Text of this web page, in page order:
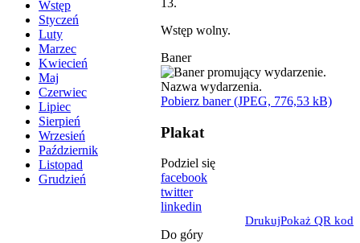
Wstęp
Styczeń
Luty
Marzec
Kwiecień
Maj
Czerwiec
Lipiec
Sierpień
Wrzesień
Październik
Listopad
Grudzień
13.
Wstęp wolny.
Baner
Pobierz baner (JPEG, 776,53 kB)
Plakat
Podziel się
facebook
twitter
linkedin
DrukujPokaż QR kod
Do góry